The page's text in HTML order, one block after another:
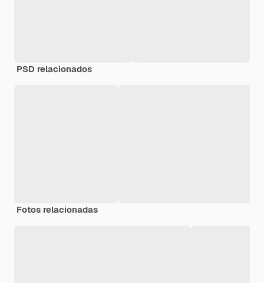
PSD relacionados
Fotos relacionadas